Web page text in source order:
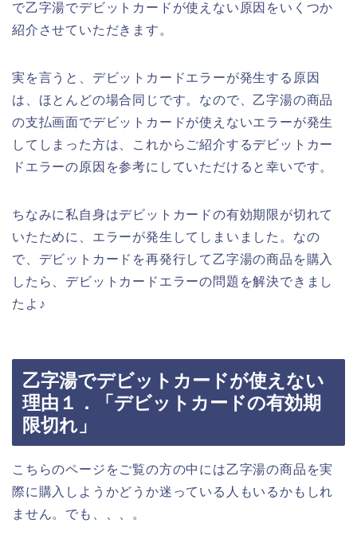
で乙字湯でデビットカードが使えない原因をいくつか
紹介させていただきます。
実を言うと、デビットカードエラーが発生する原因
は、ほとんどの場合同じです。なので、乙字湯の商品
の支払画面でデビットカードが使えないエラーが発生
してしまった方は、これからご紹介するデビットカー
ドエラーの原因を参考にしていただけると幸いです。
ちなみに私自身はデビットカードの有効期限が切れて
いたために、エラーが発生してしまいました。なの
で、デビットカードを再発行して乙字湯の商品を購入
したら、デビットカードエラーの問題を解決できまし
たよ♪
乙字湯でデビットカードが使えない
理由１．「デビットカードの有効期
限切れ」
こちらのページをご覧の方の中には乙字湯の商品を実
際に購入しようかどうか迷っている人もいるかもしれ
ません。でも、、、。